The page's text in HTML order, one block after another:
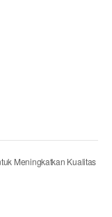
Meningkatkan Kualitas